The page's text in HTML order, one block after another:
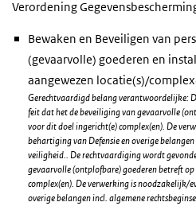
Verordening
Bewaken en Beveiligen van
(gevaarvolle) goederen en
aangewezen locatie(s)/
Gerechtvaardigd belang verantwoordelijke:
feit dat het de beveiliging van gevaarvolle
voor dit doel ingericht(e) complex(en). De
behartiging van Defensie en overige
veiligheid.. De rechtvaardiging wordt
gevaarvolle (ontplofbare) goederen betreft
complex(en). De verwerking is noodzakelijk/
overige belangen incl. algemene